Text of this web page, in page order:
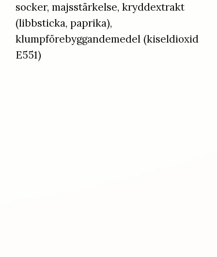
socker, majsstärkelse, kryddextrakt
(libbsticka, paprika),
klumpförebyggandemedel (kiseldioxid
E551)